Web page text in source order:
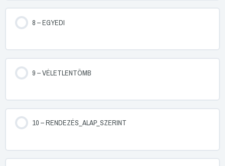
8 – EGYEDI
9 – VÉLETLENTÖMB
10 – RENDEZÉS_ALAP_SZERINT